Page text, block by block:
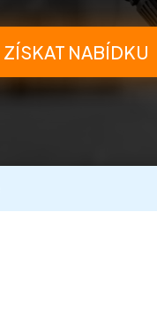
ZÍSKAT NABÍDKU